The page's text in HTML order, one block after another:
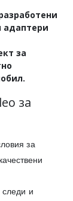
адаптери
за
за
за
следи и